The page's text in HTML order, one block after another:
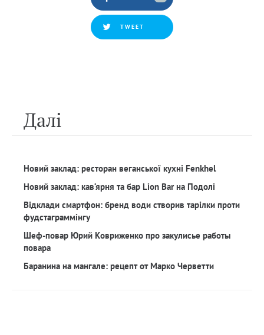
TWEET
Далi
Новий заклад: ресторан веганської кухні Fenkhel
Новий заклад: кав‘ярня та бар Lion Bar на Подолі
Відклади смартфон: бренд води створив тарілки проти
фудстаграммінгу
Шеф-повар Юрий Ковриженко про закулисье работы
повара
Баранина на мангале: рецепт от Марко Черветти